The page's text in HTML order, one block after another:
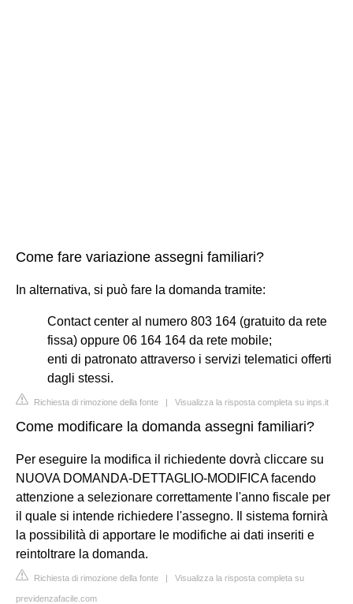
Come fare variazione assegni familiari?
In alternativa, si può fare la domanda tramite:
Contact center al numero 803 164 (gratuito da rete
fissa) oppure 06 164 164 da rete mobile;
enti di patronato attraverso i servizi telematici offerti
dagli stessi.
Richiesta di rimozione della fonte | Visualizza la risposta completa su inps.it
Come modificare la domanda assegni familiari?
Per eseguire la modifica il richiedente dovrà cliccare su
NUOVA DOMANDA-DETTAGLIO-MODIFICA facendo
attenzione a selezionare correttamente l'anno fiscale per
il quale si intende richiedere l'assegno. Il sistema fornirà
la possibilità di apportare le modifiche ai dati inseriti e
reintoltrare la domanda.
Richiesta di rimozione della fonte | Visualizza la risposta completa su
previdenzafacile.com